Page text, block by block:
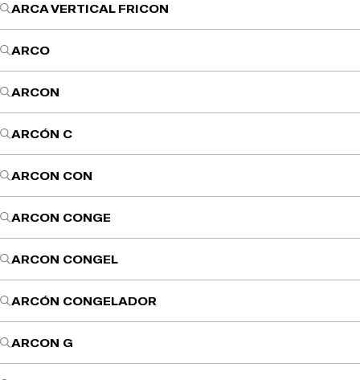
ARCA VERTICAL FRICON
ARCO
ARCON
ARCÓN C
ARCON CON
ARCON CONGE
ARCON CONGEL
ARCÓN CONGELADOR
ARCON G